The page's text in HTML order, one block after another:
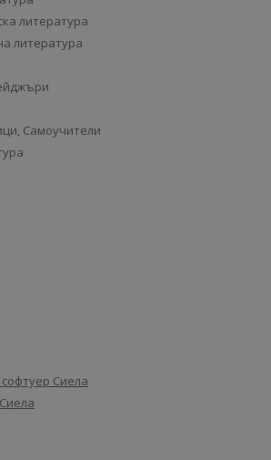
литература
литература
Самоучители
Сиела